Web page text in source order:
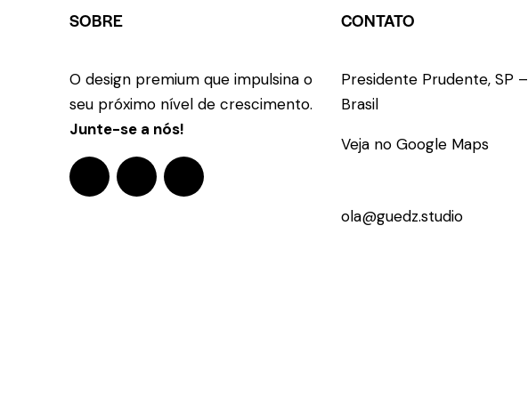
SOBRE
O design premium que impulsina o
seu próximo nível de crescimento.
Junte-se a nós!
CONTATO
Presidente Prudente, SP –
Brasil
Veja no Google Maps
ola@guedz.studio